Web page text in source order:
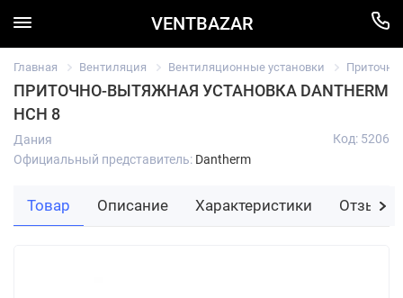
VENTBAZAR
Главная Вентиляция Вентиляционные установки
ПРИТОЧНО-ВЫТЯЖНАЯ УСТАНОВКА DANTHERM
HCH 8
Дания
Официальный представитель: Dantherm
Код: 5206
Товар Описание Характеристики Отзывы